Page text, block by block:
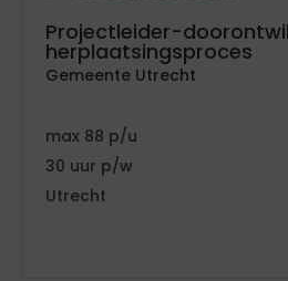
Projectleider-
herplaatsingsproces
Gemeente Utrecht
88
30
Utrecht